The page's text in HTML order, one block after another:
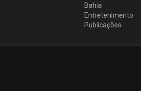
Bahia
Entretenimento
Publicações